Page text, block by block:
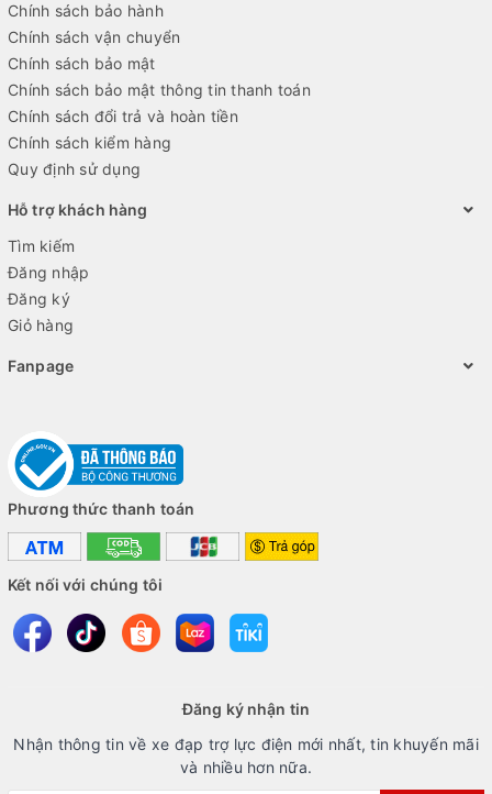
Chính sách bảo hành
Chính sách vận chuyển
Chính sách bảo mật
Chính sách bảo mật thông tin thanh toán
Chính sách đổi trả và hoàn tiền
Chính sách kiểm hàng
Quy định sử dụng
Hỗ trợ khách hàng
Tìm kiếm
Đăng nhập
Đăng ký
Giỏ hàng
Fanpage
Phương thức thanh toán
Kết nối với chúng tôi
Đăng ký nhận tin
Nhận thông tin về xe đạp trợ lực điện mới nhất, tin khuyến mãi
và nhiều hơn nữa.